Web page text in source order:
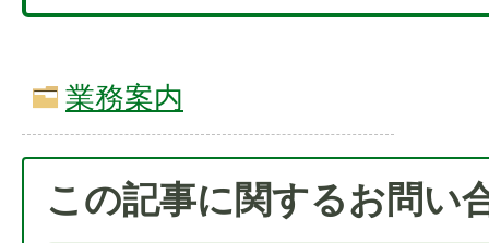
業務案内
この記事に関するお問い